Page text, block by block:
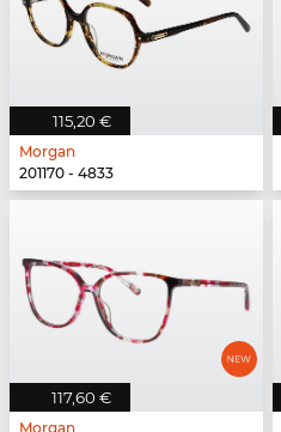
115,20 €
Morgan
201170 - 4833
117,60 €
Morgan